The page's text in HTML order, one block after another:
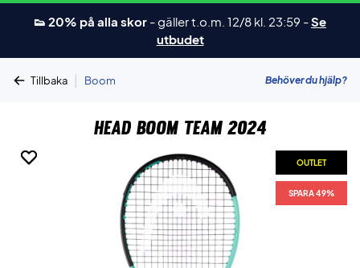
👟 20% på alla skor -gäller t.o.m. 12/8 kl. 23:59 -Se
utbudet
Tillbaka | Boom Behöver du hjälp?
Head Boom Team 2024
OUTLET
SPARA 49%
OUTLET
SPARA 49%